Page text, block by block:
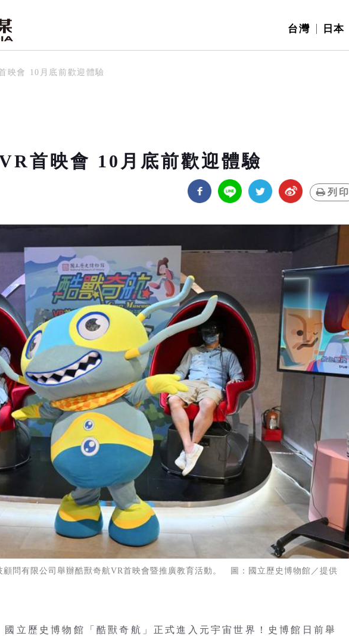
台灣 日本
映會 10月底前歡迎體驗
首映會 10月底前歡迎體驗
列印
問有限公司舉辦酷獸奇航VR首映會暨推廣教育活動。 圖：國立歷史博物館／提供
國立歷史博物館「酷獸奇航」正式進入元宇宙世界！史博館日前舉